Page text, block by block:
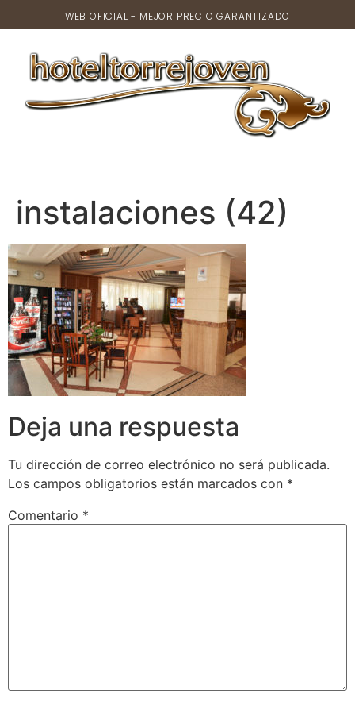
WEB OFICIAL - MEJOR PRECIO GARANTIZADO
instalaciones (42)
Deja una respuesta
Tu dirección de correo electrónico no será publicada.
Los campos obligatorios están marcados con *
Comentario *